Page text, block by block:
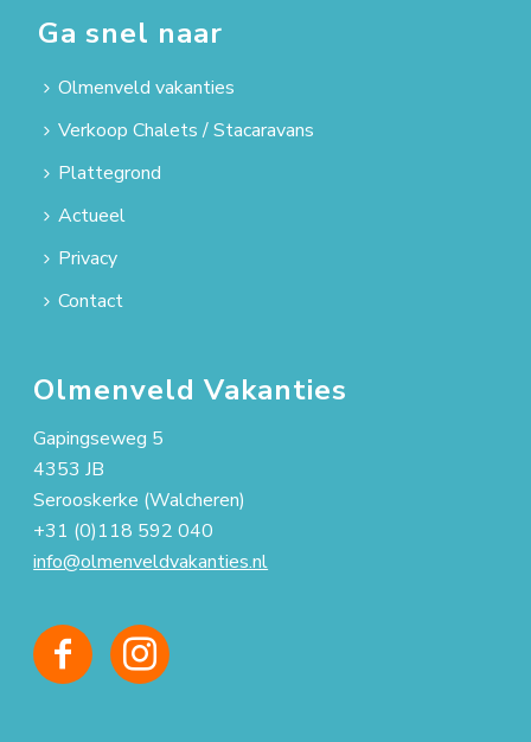
Ga snel naar
Olmenveld vakanties
Verkoop Chalets / Stacaravans
Plattegrond
Actueel
Privacy
Contact
Olmenveld Vakanties
Gapingseweg 5
4353 JB
Serooskerke (Walcheren)
+31 (0)118 592 040
info@olmenveldvakanties.nl